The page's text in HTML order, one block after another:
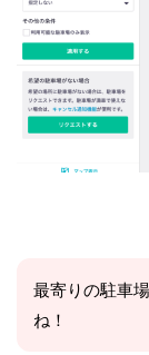
最寄りの駐車
ね！